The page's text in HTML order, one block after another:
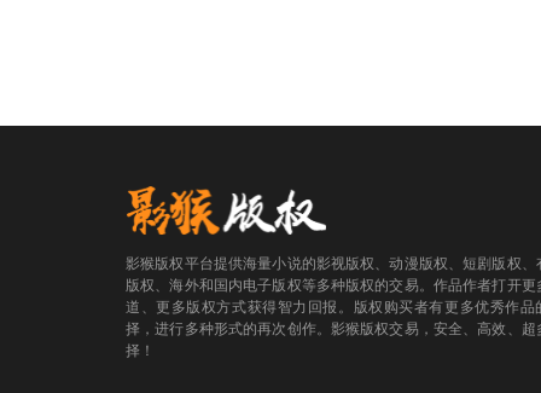
影猴版权平台提供海量小说的影视版权、动漫版权、短剧版权、
版权、海外和国内电子版权等多种版权的交易。作品作者打开更
道、更多版权方式获得智力回报。版权购买者有更多优秀作品
择，进行多种形式的再次创作。影猴版权交易，安全、高效、超
择！